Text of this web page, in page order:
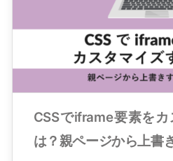
CSSでiframe要素を
は？親ページから上書